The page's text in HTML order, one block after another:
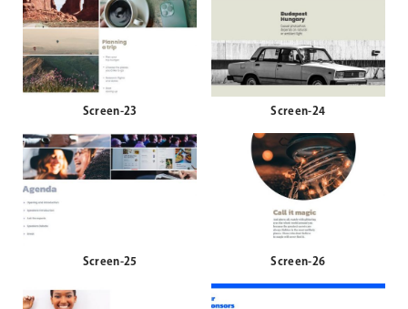
Screen-23 Screen-24
Screen-25 Screen-26